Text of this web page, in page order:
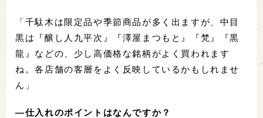
「千駄木は限定品や季節商品が多く出ますが、中目
黒は『醸し人九平次』『澤屋まつもと』『梵』『黒
龍』などの、少し高価格な銘柄がよく買われます
ね。各店舗の客層をよく反映しているかもしれませ
ん」
―仕入れのポイントはなんですか？